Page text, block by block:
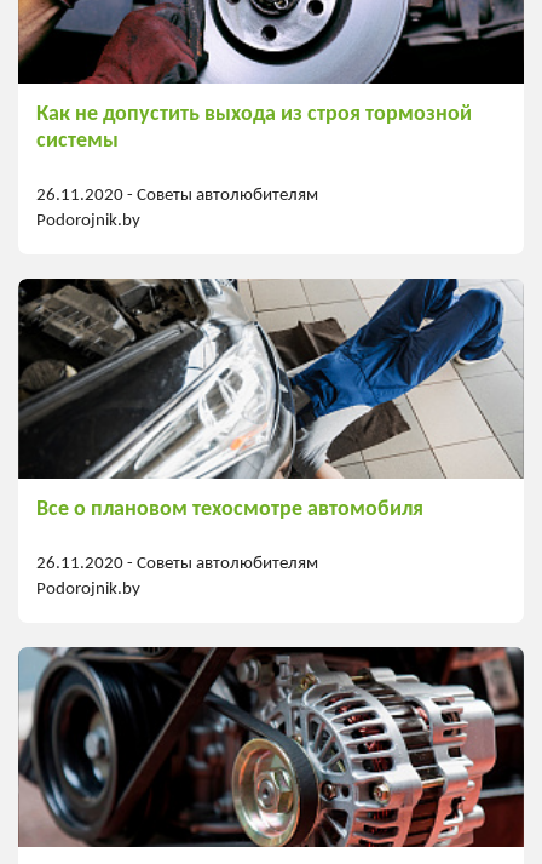
Как не допустить выхода из строя тормозной
системы
26.11.2020 - Советы автолюбителям
Podorojnik.by
Все о плановом техосмотре автомобиля
26.11.2020 - Советы автолюбителям
Podorojnik.by